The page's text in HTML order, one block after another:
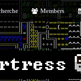
Members